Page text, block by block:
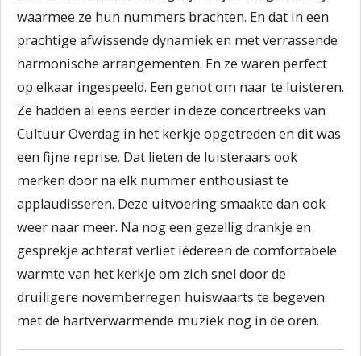
waarmee ze hun nummers brachten. En dat in een
prachtige afwissende dynamiek en met verrassende
harmonische arrangementen. En ze waren perfect
op elkaar ingespeeld. Een genot om naar te luisteren.
Ze hadden al eens eerder in deze concertreeks van
Cultuur Overdag in het kerkje opgetreden en dit was
een fijne reprise. Dat lieten de luisteraars ook
merken door na elk nummer enthousiast te
applaudisseren. Deze uitvoering smaakte dan ook
weer naar meer. Na nog een gezellig drankje en
gesprekje achteraf verliet íédereen de comfortabele
warmte van het kerkje om zich snel door de
druiligere novemberregen huiswaarts te begeven
met de hartverwarmende muziek nog in de oren.